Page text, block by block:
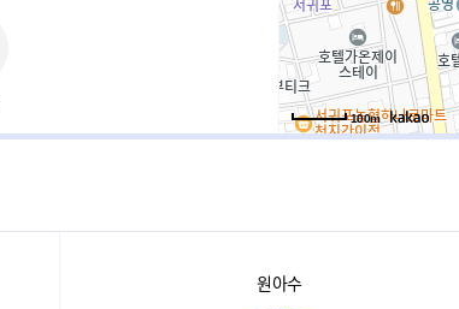
100m
원아수